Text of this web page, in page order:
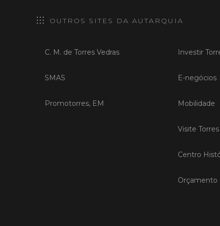
OUTROS SITES DA AUTARQUIA
C. M. de Torres Vedras
SMAS
Promotorres, EM
Investir
E-negócios
Mobilidade
Visite
Centro
Orçamento